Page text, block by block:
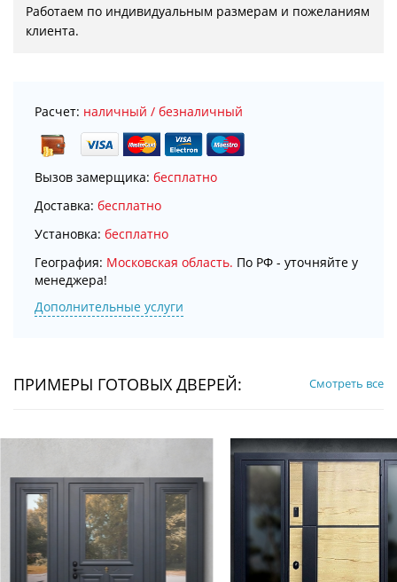
Работаем по индивидуальным размерам и пожеланиям
клиента.
Расчет: наличный / безналичный
Вызов замерщика: бесплатно
Доставка: бесплатно
Установка: бесплатно
География: Московская область. По РФ - уточняйте у
менеджера!
Дополнительные услуги
ПРИМЕРЫ ГОТОВЫХ ДВЕРЕЙ: Смотреть все